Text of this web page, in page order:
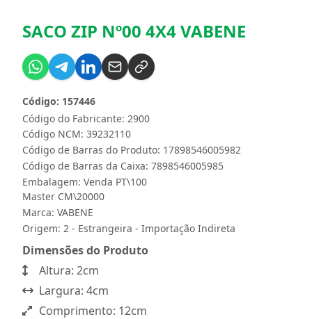
SACO ZIP Nº00 4X4 VABENE
Código do Fabricante: 2900
Código: 157446
Código NCM: 39232110
Código de Barras do Produto: 17898546005982
Código de Barras da Caixa: 7898546005985
Embalagem: Venda PT\100
Master CM\20000
Marca: VABENE
Origem: 2 - Estrangeira - Importação Indireta
Dimensões do Produto
Altura: 2cm
Largura: 4cm
Comprimento: 12cm